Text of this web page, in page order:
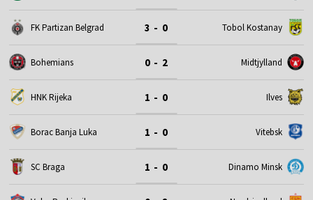
FK Partizan Belgrad 3 - 0 Tobol Kostanay
Bohemians 0 - 2 Midtjylland
HNK Rijeka 1 - 0 Ilves
Borac Banja Luka 1 - 0 Vitebsk
SC Braga 1 - 0 Dinamo Minsk